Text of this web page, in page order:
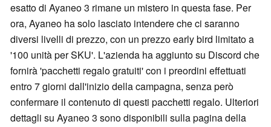
esatto di Ayaneo 3 rimane un mistero in questa fase. Per
ora, Ayaneo ha solo lasciato intendere che ci saranno
diversi livelli di prezzo, con un prezzo early bird limitato a
'100 unità per SKU'. L'azienda ha aggiunto su Discord che
fornirà 'pacchetti regalo gratuiti' con i preordini effettuati
entro 7 giorni dall'inizio della campagna, senza però
confermare il contenuto di questi pacchetti regalo. Ulteriori
dettagli su Ayaneo 3 sono disponibili sulla pagina della